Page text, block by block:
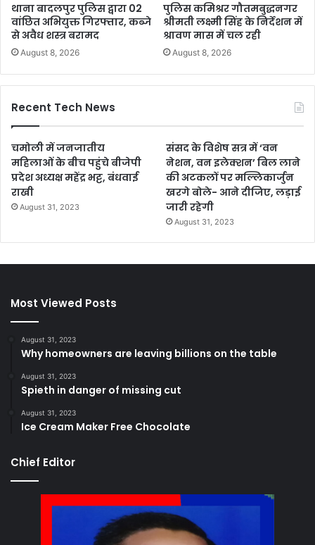
थाना बादलपुर पुलिस द्वारा 02
वांछित अभियुक्त गिरफ्तार, कब्जे
से अवैध शस्त्र बरामद
August 8, 2026
पुलिस कमिश्रर गौतमबुद्धनगर
श्रीमती लक्ष्मी सिंह के निर्देशन में
श्रावण मास में चल रही
August 8, 2026
Recent Tech News
चमोली में जनजातीय
महिलाओं के बीच पहुंचे बीजेपी
प्रदेश अध्यक्ष महेंद्र भट्ट, बंधवाई
राखी
August 31, 2023
संसद के विशेष सत्र में ‘वन
नेशन, वन इलेक्शन’ बिल लाने
की अटकलों पर मल्लिकार्जुन
खरगे बोले- आने दीजिए, लड़ाई
जारी रहेगी
August 31, 2023
Most Viewed Posts
August 31, 2023
Why homeowners are leaving billions on the table
August 31, 2023
Spieth in danger of missing cut
August 31, 2023
Ice Cream Maker Free Chocolate
Chief Editor